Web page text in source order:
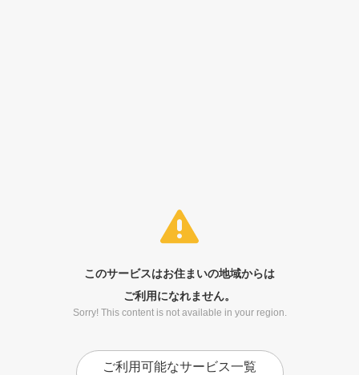
このサービスはお住まいの地域からは
ご利用になれません。
Sorry! This content is not available in your region.
ご利用可能なサービス一覧